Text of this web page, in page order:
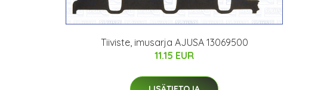
Tiiviste, imusarja AJUSA 13069500
11.15 EUR